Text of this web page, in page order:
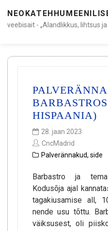
veebisait - „Alandlikkus, lihtsus
HISPAANIA)
28. jaan 2023
CncMadrid
Palverännakud, side
Barbastro ja
Kodusõja ajal
tagakiusamise all,
nende usu tõttu.
väiksusest, oli